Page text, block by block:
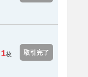
1枚 取引完了